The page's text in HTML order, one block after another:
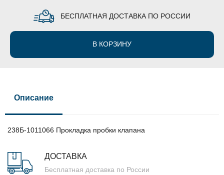
БЕСПЛАТНАЯ ДОСТАВКА ПО РОССИИ
В КОРЗИНУ
Описание
238Б-1011066 Прокладка пробки клапана
ДОСТАВКА
Бесплатная доставка по России